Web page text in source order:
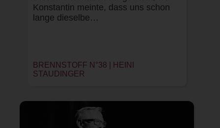
Konstantin meinte, dass uns schon
lange dieselbe…
BRENNSTOFF N°38 | HEINI
STAUDINGER